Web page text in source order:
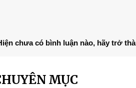
chưa có bình luận nào, hãy trở
MỤC